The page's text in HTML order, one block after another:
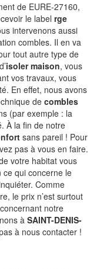
de EURE-27160,
le label rge
intervenons aussi
combles. Il en va
tout autre type de
isoler maison, vous
vos travaux, vous
En effet, nous avons
de combles
(par exemple : la
À la fin de notre
sans pareil ! Pour
pas à vous en faire.
votre habitat vous
qui concerne le
Comme
le prix n’est surtout
concernant notre
à SAINT-DENIS-
à nous contacter !